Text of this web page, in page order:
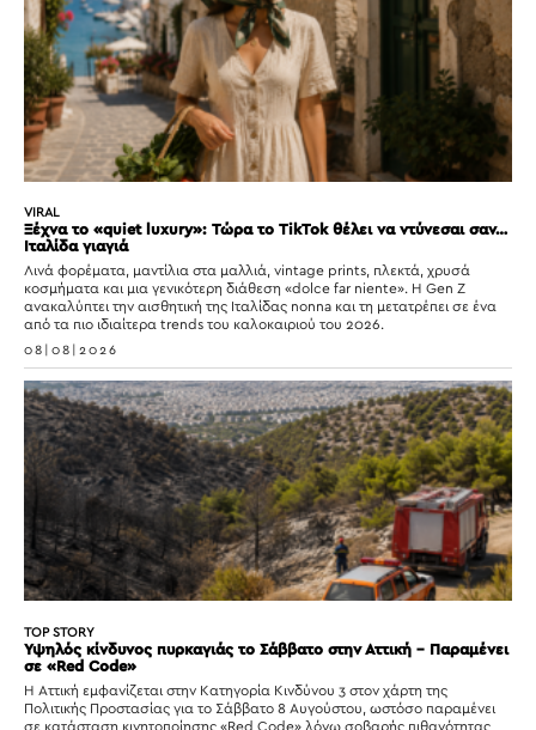
VIRAL
Ξέχνα το «quiet luxury»: Τώρα το TikTok θέλει να ντύνεσαι σαν…
Ιταλίδα γιαγιά
Λινά φορέματα, μαντίλια στα μαλλιά, vintage prints, πλεκτά, χρυσά
κοσμήματα και μια γενικότερη διάθεση «dolce far niente». Η Gen Z
ανακαλύπτει την αισθητική της Ιταλίδας nonna και τη μετατρέπει σε ένα
από τα πιο ιδιαίτερα trends του καλοκαιριού του 2026.
08|08|2026
TOP STORY
Υψηλός κίνδυνος πυρκαγιάς το Σάββατο στην Αττική – Παραμένει
σε «Red Code»
Η Αττική εμφανίζεται στην Κατηγορία Κινδύνου 3 στον χάρτη της
Πολιτικής Προστασίας για το Σάββατο 8 Αυγούστου, ωστόσο παραμένει
σε κατάσταση κινητοποίησης «Red Code» λόγω σοβαρής πιθανότητας